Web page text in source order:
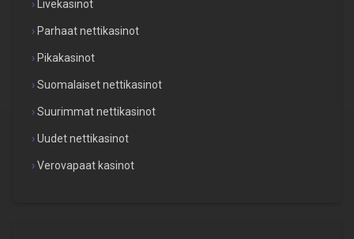
Livekasinot
Parhaat nettikasinot
Pikakasinot
Suomalaiset nettikasinot
Suurimmat nettikasinot
Uudet nettikasinot
Verovapaat kasinot